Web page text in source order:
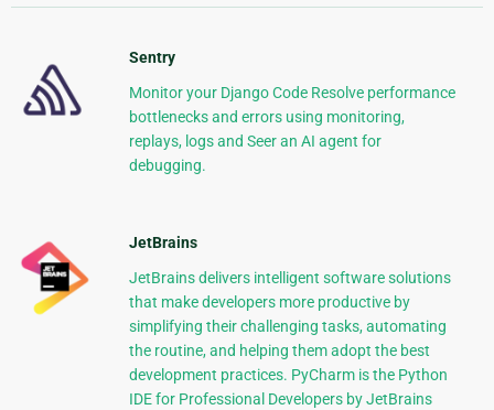
Sentry
Monitor your Django Code Resolve performance
bottlenecks and errors using monitoring,
replays, logs and Seer an AI agent for
debugging.
JetBrains
JetBrains delivers intelligent software solutions
that make developers more productive by
simplifying their challenging tasks, automating
the routine, and helping them adopt the best
development practices. PyCharm is the Python
IDE for Professional Developers by JetBrains